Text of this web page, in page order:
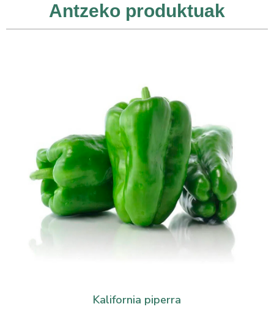
Antzeko produktuak
Kalifornia piperra